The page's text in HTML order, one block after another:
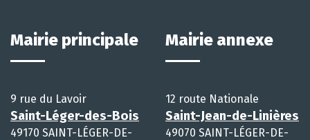
Mairie principale
9 rue du Lavoir
Saint-Léger-des-Bois
49170 SAINT-LÉGER-DE-
Mairie annexe
12 route Nationale
Saint-Jean-de-Linières
49070 SAINT-LÉGER-DE-